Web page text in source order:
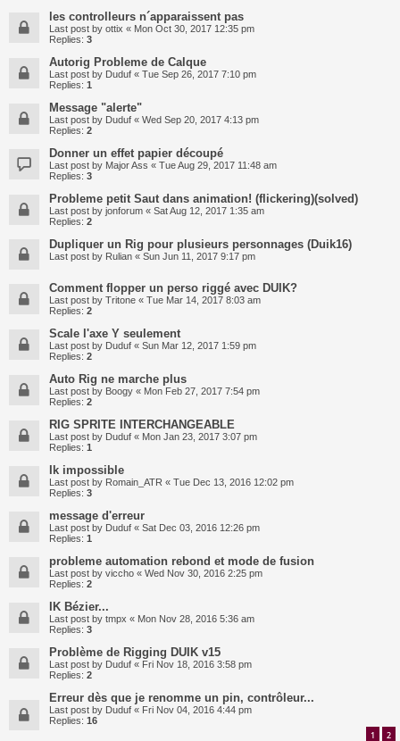
les controlleurs n´apparaissent pas
Last post by ottix « Mon Oct 30, 2017 12:35 pm
Replies: 3
Autorig Probleme de Calque
Last post by Duduf « Tue Sep 26, 2017 7:10 pm
Replies: 1
Message "alerte"
Last post by Duduf « Wed Sep 20, 2017 4:13 pm
Replies: 2
Donner un effet papier découpé
Last post by Major Ass « Tue Aug 29, 2017 11:48 am
Replies: 3
Probleme petit Saut dans animation! (flickering)(solved)
Last post by jonforum « Sat Aug 12, 2017 1:35 am
Replies: 2
Dupliquer un Rig pour plusieurs personnages (Duik16)
Last post by Rulian « Sun Jun 11, 2017 9:17 pm
Comment flopper un perso riggé avec DUIK?
Last post by Tritone « Tue Mar 14, 2017 8:03 am
Replies: 2
Scale l'axe Y seulement
Last post by Duduf « Sun Mar 12, 2017 1:59 pm
Replies: 2
Auto Rig ne marche plus
Last post by Boogy « Mon Feb 27, 2017 7:54 pm
Replies: 2
RIG SPRITE INTERCHANGEABLE
Last post by Duduf « Mon Jan 23, 2017 3:07 pm
Replies: 1
Ik impossible
Last post by Romain_ATR « Tue Dec 13, 2016 12:02 pm
Replies: 3
message d'erreur
Last post by Duduf « Sat Dec 03, 2016 12:26 pm
Replies: 1
probleme automation rebond et mode de fusion
Last post by viccho « Wed Nov 30, 2016 2:25 pm
Replies: 2
IK Bézier...
Last post by tmpx « Mon Nov 28, 2016 5:36 am
Replies: 3
Problème de Rigging DUIK v15
Last post by Duduf « Fri Nov 18, 2016 3:58 pm
Replies: 2
Erreur dès que je renomme un pin, contrôleur...
Last post by Duduf « Fri Nov 04, 2016 4:44 pm
Replies: 16
1 2